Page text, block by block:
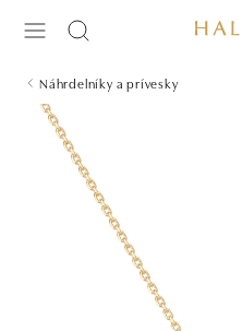
Náhrdelníky a prívesky